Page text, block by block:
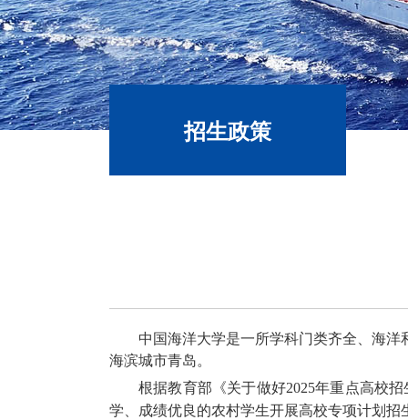
招生政策
中国海洋大学是一所学科门类齐全、海
海滨城市青岛。
根据教育部《关于做好2025年重点高校
学、成绩优良的农村学生开展高校专项计划